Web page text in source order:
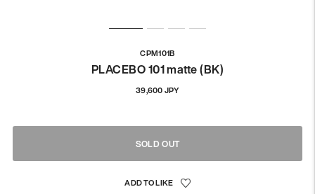
CPM101B
PLACEBO 101 matte (BK)
39,600 JPY通
格
SOLD OUT